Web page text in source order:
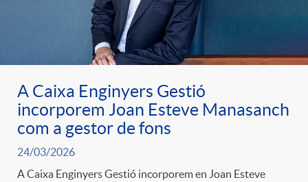
A Caixa Enginyers Gestió
incorporem Joan Esteve Manasanch
com a gestor de fons
24/03/2026
A Caixa Enginyers Gestió incorporem en Joan Esteve